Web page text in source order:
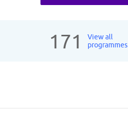
171
View all
programmes